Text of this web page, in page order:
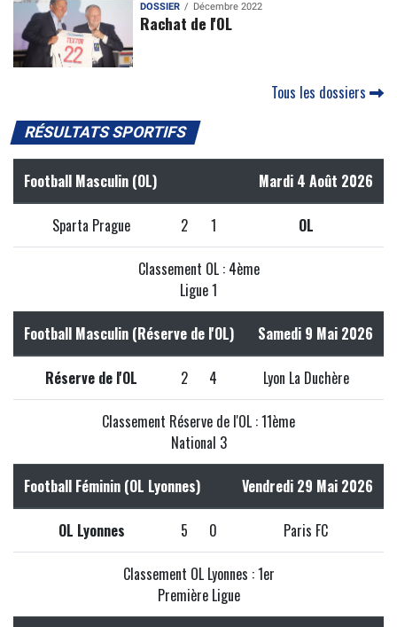
DOSSIER Décembre 2022
Rachat de l'OL
Tous les dossiers
RÉSULTATS SPORTIFS
Football Masculin (OL) Mardi 4 Août 2026
Sparta Prague 2 1 OL
Classement OL : 4ème
Ligue 1
Football Masculin (Réserve de l'OL) Samedi 9 Mai 2026
Réserve de l'OL 2 4 Lyon La Duchère
Classement Réserve de l'OL : 11ème
National 3
Football Féminin (OL Lyonnes) Vendredi 29 Mai 2026
OL Lyonnes 5 0 Paris FC
Classement OL Lyonnes : 1er
Première Ligue